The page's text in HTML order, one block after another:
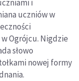
i
uczniów w
Ogrójcu. Nigdzie
słowo
nowej formy